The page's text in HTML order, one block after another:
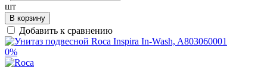
шт
В корзину
Добавить к сравнению
0%